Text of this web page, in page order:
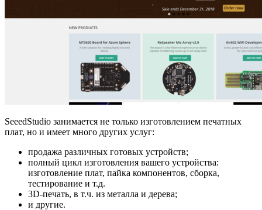
SeeedStudio занимается не только изготовлением печатных
плат, но и имеет много других услуг:
продажа различных готовых устройств;
полный цикл изготовления вашего устройства:
изготовление плат, пайка компонентов, сборка,
тестирование и т.д.
3D-печать, в т.ч. из металла и дерева;
и другие.